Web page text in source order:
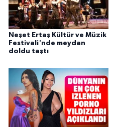
Neşet Ertaş Kültür ve Müzik
Festivali'nde meydan
doldu taştı